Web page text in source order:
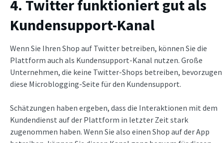
4. Twitter funktioniert gut als
Kundensupport-Kanal
Wenn Sie Ihren Shop auf Twitter betreiben, können Sie die
Plattform auch als Kundensupport-Kanal nutzen. Große
Unternehmen, die keine Twitter-Shops betreiben, bevorzugen
diese Microblogging-Seite für den Kundensupport.
Schätzungen haben ergeben, dass die Interaktionen mit dem
Kundendienst auf der Plattform in letzter Zeit stark
zugenommen haben. Wenn Sie also einen Shop auf der App